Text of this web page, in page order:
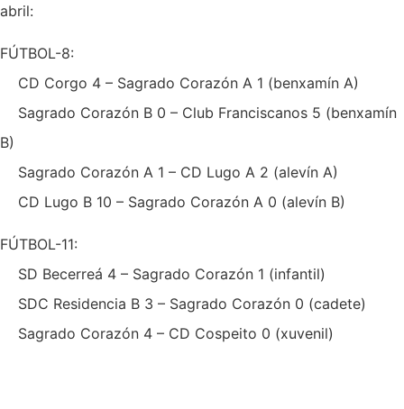
abril:
FÚTBOL-8:
CD Corgo 4 – Sagrado Corazón A 1 (benxamín A)
Sagrado Corazón B 0 – Club Franciscanos 5 (benxamín
B)
Sagrado Corazón A 1 – CD Lugo A 2 (alevín A)
CD Lugo B 10 – Sagrado Corazón A 0 (alevín B)
FÚTBOL-11:
SD Becerreá 4 – Sagrado Corazón 1 (infantil)
SDC Residencia B 3 – Sagrado Corazón 0 (cadete)
Sagrado Corazón 4 – CD Cospeito 0 (xuvenil)